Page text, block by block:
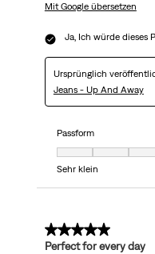
Mit Google übersetzen
Ja, Ich würde dieses
Ursprünglich
Jeans - Up And Away
Passform
Passform, 4 von 7,
Sehr klein
5 von 5 Sternen.
Perfect for every day